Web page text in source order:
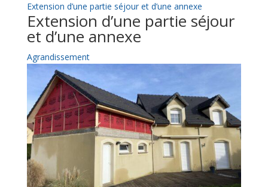
Extension d’une partie séjour et d’une annexe
Extension d’une partie séjour
et d’une annexe
Agrandissement